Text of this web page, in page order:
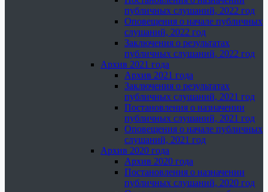
публичных слушаний, 2022 год
Оповещения о начале публичных
слушаний, 2022 год
Заключения о результатах
публичных слушаний, 2022 год
Архив 2021 года
Архив 2021 года
Заключения о результатах
публичных слушаний, 2021 год
Постановления о назначении
публичных слушаний, 2021 год
Оповещения о начале публичных
слушаний, 2021 год
Архив 2020 года
Архив 2020 года
Постановления о назначении
публичных слушаний, 2020 год